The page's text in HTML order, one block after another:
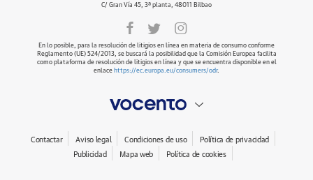
C/ Gran Vía 45, 3ª planta, 48011 Bilbao
En lo posible, para la resolución de litigios en línea en materia de consumo conforme
Reglamento (UE) 524/2013, se buscará la posibilidad que la Comisión Europea facilita
como plataforma de resolución de litigios en línea y que se encuentra disponible en el
enlace https://ec.europa.eu/consumers/odr.
Contactar Aviso legal Condiciones de uso
Política de privacidad
Publicidad
Mapa web Política de cookies